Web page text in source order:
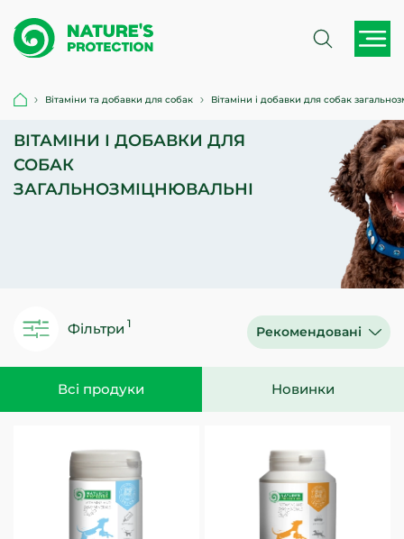
Вітаміни та добавки для собак Вітаміни і добавки для собак
ВІТАМІНИ І ДОБАВКИ ДЛЯ
СОБАК
ЗАГАЛЬНОЗМІЦНЮВАЛЬНІ
Фільтри
Всі продуки Новинки
Рекомендовані